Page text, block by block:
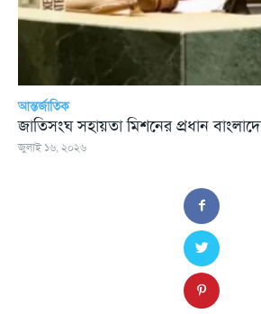
আন্তর্জাতিক
জাতিসংঘ সহায়তা মিশনের প্রধান
জুলাই ১৬, ২০২৬